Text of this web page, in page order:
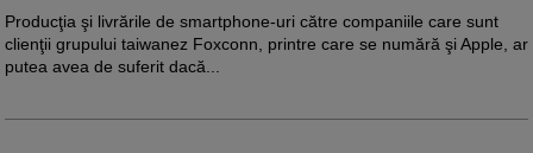
Producţia şi livrările de smartphone-uri către companiile care sunt
clienţii grupului taiwanez Foxconn, printre care se numără şi Apple, ar
putea avea de suferit dacă...